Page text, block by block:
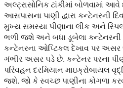
અલ્ટ્રાસોનિક ટાંકીમાં બોળવામાં
આસપાસના પાણી દ્વારા કન્ટેનરની
મુખ્ય સમસ્યા પીણાના લીક અને
ભળી જશે અને બધા ડૂબેલા કન્ટેનરની
કન્ટેનરના ઓપ્ટિકલ દેખાવ પર અસર
ગંભીર અસર પડે છે. કન્ટેનર પરના
પરિવહન દરમિયાન માઇક્રોબાયલ
જશે. જો કે સ્વચ્છ પાણીના કોગળા